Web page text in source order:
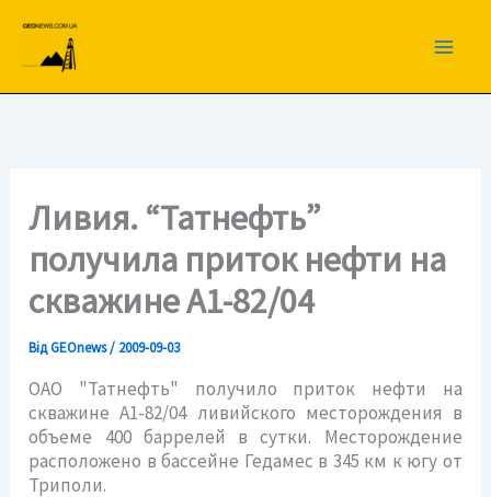
вмісту
Ливия. “Татнефть”
получила приток нефти на
скважине A1-82/04
ВідGEOnews/ 2009-09-03
ОАО "Татнефть" получило приток нефти на
скважине A1-82/04 ливийского месторождения в
объеме 400 баррелей в сутки. Месторождение
расположено в бассейне Гедамес в 345 км к югу от
Триполи.